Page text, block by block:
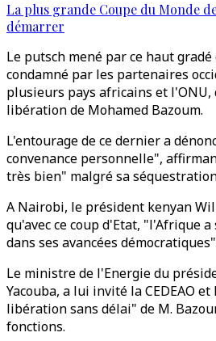
La plus grande Coupe du Monde
démarrer
Le putsch mené par ce haut
condamné par les partenaires
plusieurs pays africains et l'ONU,
libération de Mohamed Bazoum.
L'entourage de ce dernier a
convenance personnelle",
très bien" malgré sa
A Nairobi, le président kenyan
qu'avec ce coup d'Etat, "l'Afrique
dans ses avancées
Le ministre de l'Energie du
Yacouba, a lui invité la CEDEAO
libération sans délai" de M.
fonctions.